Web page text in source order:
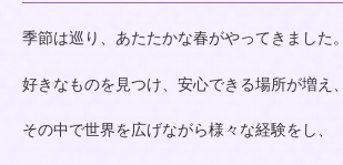
季節は巡り、あたたかな春がやってきました。
好きなものを見つけ、安心できる場所が増え、
その中で世界を広げながら様々な経験をし、